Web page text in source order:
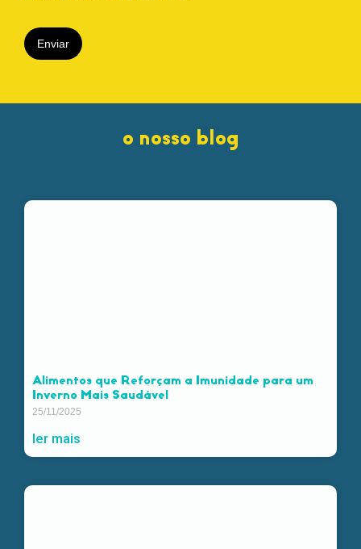
Enviar
o nosso blog
Alimentos que Reforçam a Imunidade para um
Inverno Mais Saudável
25/11/2025
ler mais